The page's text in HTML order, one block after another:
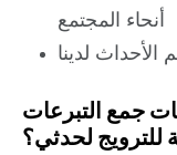
أنحاء المجتمع
جمع التبرعات